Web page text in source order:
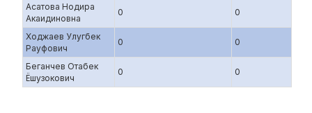
Асатова Нодира
Акаидиновна
0 0
Ходжаев Улугбек
Рауфович
0 0
Беганчев Отабек
Ёшузокович
0 0